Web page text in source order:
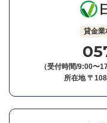
貸金業
（受付時間/9:00〜
所在地 〒